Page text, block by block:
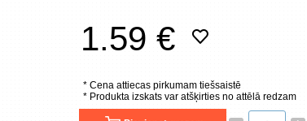
1.59 €
* Cena attiecas pirkumam tiešsaistē
* Produkta izskats var atšķirties no attēlā redzam